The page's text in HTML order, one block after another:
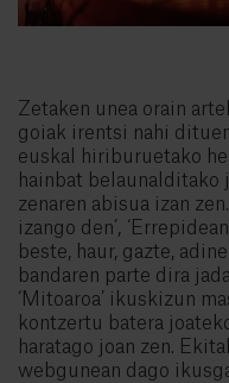
Zetaken unea orain
goiak irentsi nahi
euskal hiriburuetako
hainbat belaunalditako
zenaren abisua izan
izango den’,
beste, haur, gazte,
bandaren parte dira
‘Mitoaroa’ ikuskizun
kontzertu batera
haratago joan zen.
webgunean dago